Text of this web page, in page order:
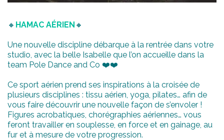
🔸 HAMAC AÉRIEN 🔸
Une nouvelle discipline débarque à la rentrée dans votre
studio, avec la belle Isabelle que l’on accueille dans la
team Pole Dance and Co ❤️❤️
Ce sport aérien prend ses inspirations à la croisée de
plusieurs disciplines : tissu aérien, yoga, pilates… afin de
vous faire découvrir une nouvelle façon de s’envoler !
Figures acrobatiques, chorégraphies aériennes… vous
feront travailler en souplesse, en force et en gainage, au
fur et à mesure de votre progression.